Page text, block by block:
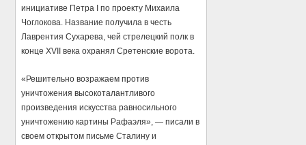
инициативе Петра I по проекту Михаила
Чоглокова. Название получила в честь
Лаврентия Сухарева, чей стрелецкий полк в
конце XVII века охранял Сретенские ворота.
«Решительно возражаем против
уничтожения высокоталантливого
произведения искусства равносильного
уничтожению картины Рафаэля», — писали в
своем открытом письме Сталину и